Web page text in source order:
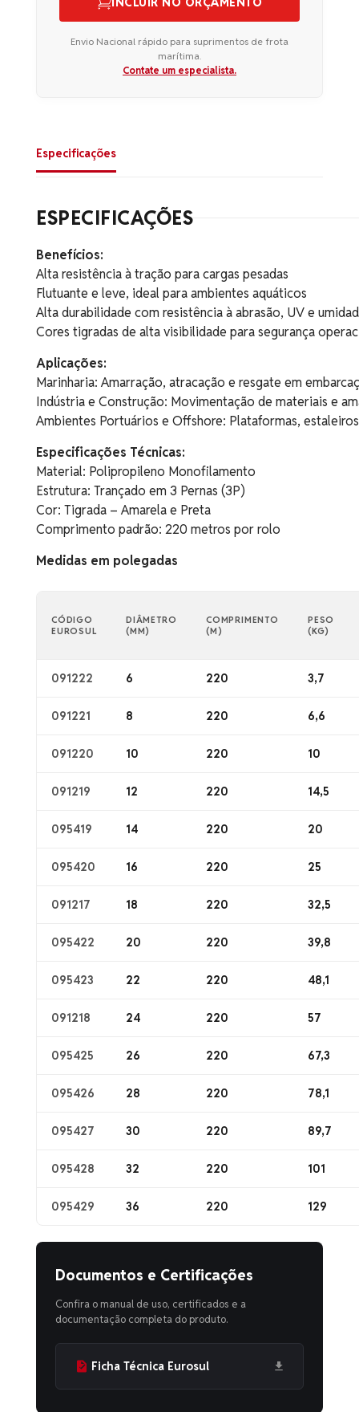
Envio Nacional rápido para suprimentos de frota
marítima.
Contate um especialista.
Especificações
ESPECIFICAÇÕES
Benefícios:
Alta resistência à tração para cargas pesadas
Flutuante e leve, ideal para ambientes aquáticos
Alta durabilidade com resistência à abrasão, UV e
Cores tigradas de alta visibilidade para segurança
Aplicações:
Marinharia: Amarração, atracação e resgate em
Indústria e Construção: Movimentação de materiais e
Ambientes Portuários e Offshore: Plataformas,
Especificações Técnicas:
Material: Polipropileno Monofilamento
Estrutura: Trançado em 3 Pernas (3P)
Cor: Tigrada – Amarela e Preta
Comprimento padrão: 220 metros por rolo
Medidas em polegadas
CÓDIGO
EUROSUL
DIÂMETRO
(MM)
COMPRIMENTO
(M)
PESO
(KG)
091222 6 220 3,7
091221 8 220 6,6
091220 10 220 10
091219 12 220 14,5
095419 14 220 20
095420 16 220 25
091217 18 220 32,5
095422 20 220 39,8
095423 22 220 48,1
091218 24 220 57
095425 26 220 67,3
095426 28 220 78,1
095427 30 220 89,7
095428 32 220 101
095429 36 220 129
Documentos e Certificações
Confira o manual de uso, certificados e a
documentação completa do produto.
Ficha Técnica Eurosul